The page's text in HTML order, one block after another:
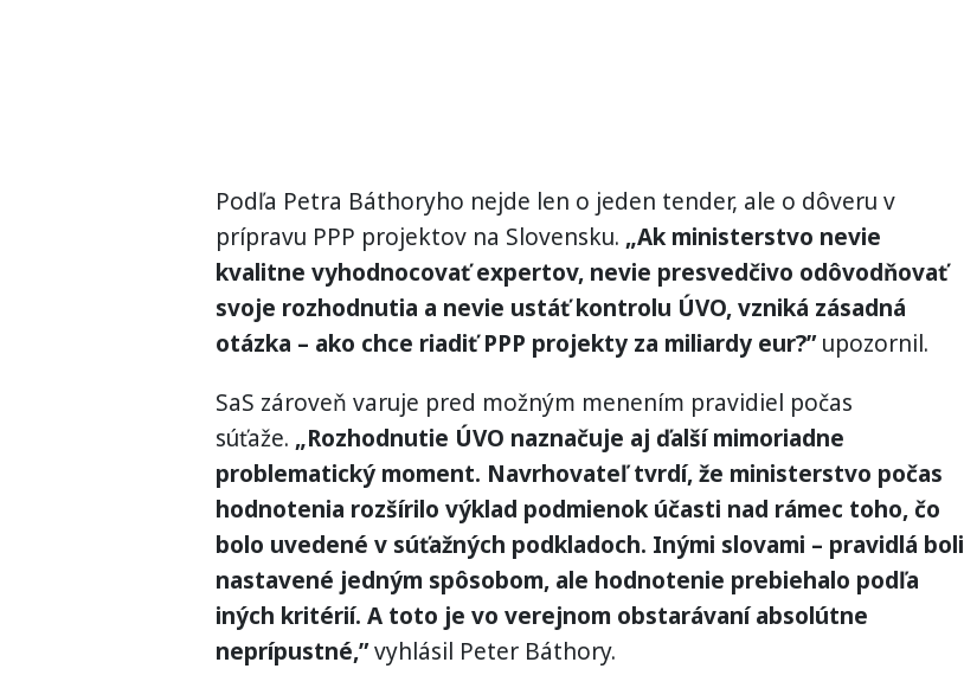
Podľa Petra Báthoryho nejde len o jeden tender, ale o dôveru v
prípravu PPP projektov na Slovensku. „Ak ministerstvo nevie
kvalitne vyhodnocovať expertov, nevie presvedčivo odôvodňovať
svoje rozhodnutia a nevie ustáť kontrolu ÚVO, vzniká zásadná
otázka – ako chce riadiť PPP projekty za miliardy eur?”upozornil.
SaS zároveň varuje pred možným menením pravidiel počas
súťaže. „Rozhodnutie ÚVO naznačuje aj ďalší mimoriadne
problematický moment. Navrhovateľ tvrdí, že ministerstvo počas
hodnotenia rozšírilo výklad podmienok účasti nad rámec toho, čo
bolo uvedené v súťažných podkladoch. Inými slovami – pravidlá boli
nastavené jedným spôsobom, ale hodnotenie prebiehalo podľa
iných kritérií. A toto je vo verejnom obstarávaní absolútne
neprípustné,”vyhlásil Peter Báthory.